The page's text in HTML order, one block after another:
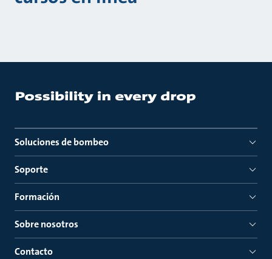
Soluciones de bombeo
Soporte
Formación
Sobre nosotros
Contacto